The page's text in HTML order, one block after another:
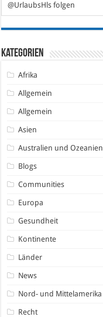
@UrlaubsHls folgen
Kategorien
Afrika
Allgemein
Allgemein
Asien
Australien und Ozeanien
Blogs
Communities
Europa
Gesundheit
Kontinente
Länder
News
Nord- und Mittelamerika
Recht